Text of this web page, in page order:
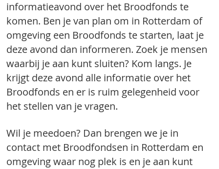
informatieavond over het Broodfonds te
komen. Ben je van plan om in Rotterdam of
omgeving een Broodfonds te starten, laat je
deze avond dan informeren. Zoek je mensen
waarbij je aan kunt sluiten? Kom langs. Je
krijgt deze avond alle informatie over het
Broodfonds en er is ruim gelegenheid voor
het stellen van je vragen.
Wil je meedoen? Dan brengen we je in
contact met Broodfondsen in Rotterdam en
omgeving waar nog plek is en je aan kunt